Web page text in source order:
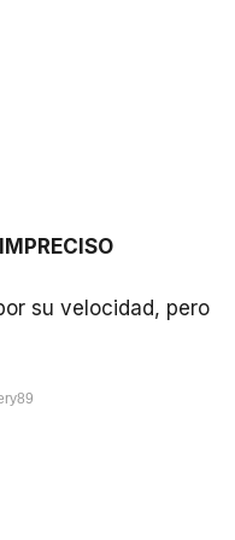
su velocidad, pero